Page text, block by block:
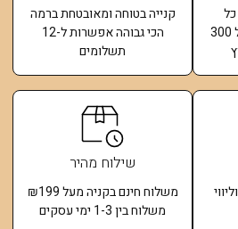
המותגים, מספקים למעל 300
קנייה בטוחה ומאובטחת ברמה
הכי גבוהה אפשרות ל-12
תשלומים​
שילוח מהיר
משלוח חינם בקניה מעל ₪199
משלוח בין 1-3 ימי עסקים